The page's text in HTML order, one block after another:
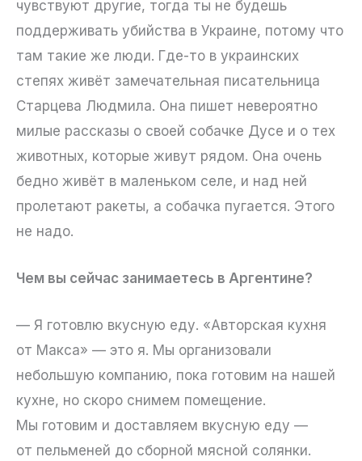
чувствуют другие, тогда ты не будешь
поддерживать убийства в Украине, потому что
там такие же люди. Где-то в украинских
степях живёт замечательная писательница
Старцева Людмила. Она пишет невероятно
милые рассказы о своей собачке Дусе и о тех
животных, которые живут рядом. Она очень
бедно живёт в маленьком селе, и над ней
пролетают ракеты, а собачка пугается. Этого
не надо.
Чем вы сейчас занимаетесь в Аргентине?
— Я готовлю вкусную еду. «Авторская кухня
от Макса» — это я. Мы организовали
небольшую компанию, пока готовим на нашей
кухне, но скоро снимем помещение.
Мы готовим и доставляем вкусную еду —
от пельменей до сборной мясной солянки.